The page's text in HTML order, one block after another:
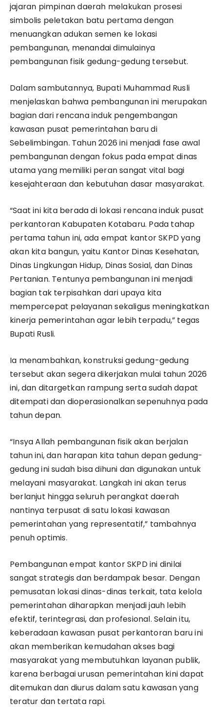
jajaran pimpinan daerah melakukan prosesi
simbolis peletakan batu pertama dengan
menuangkan adukan semen ke lokasi
pembangunan, menandai dimulainya
pembangunan fisik gedung-gedung tersebut.
Dalam sambutannya, Bupati Muhammad Rusli
menjelaskan bahwa pembangunan ini merupakan
bagian dari rencana induk pengembangan
kawasan pusat pemerintahan baru di
Sebelimbingan. Tahun 2026 ini menjadi fase awal
pembangunan dengan fokus pada empat dinas
utama yang memiliki peran sangat vital bagi
kesejahteraan dan kebutuhan dasar masyarakat.
“Saat ini kita berada di lokasi rencana induk pusat
perkantoran Kabupaten Kotabaru. Pada tahap
pertama tahun ini, ada empat kantor SKPD yang
akan kita bangun, yaitu Kantor Dinas Kesehatan,
Dinas Lingkungan Hidup, Dinas Sosial, dan Dinas
Pertanian. Tentunya pembangunan ini menjadi
bagian tak terpisahkan dari upaya kita
mempercepat pelayanan sekaligus meningkatkan
kinerja pemerintahan agar lebih terpadu,” tegas
Bupati Rusli.
Ia menambahkan, konstruksi gedung-gedung
tersebut akan segera dikerjakan mulai tahun 2026
ini, dan ditargetkan rampung serta sudah dapat
ditempati dan dioperasionalkan sepenuhnya pada
tahun depan.
“Insya Allah pembangunan fisik akan berjalan
tahun ini, dan harapan kita tahun depan gedung-
gedung ini sudah bisa dihuni dan digunakan untuk
melayani masyarakat. Langkah ini akan terus
berlanjut hingga seluruh perangkat daerah
nantinya terpusat di satu lokasi kawasan
pemerintahan yang representatif,” tambahnya
penuh optimis.
Pembangunan empat kantor SKPD ini dinilai
sangat strategis dan berdampak besar. Dengan
pemusatan lokasi dinas-dinas terkait, tata kelola
pemerintahan diharapkan menjadi jauh lebih
efektif, terintegrasi, dan profesional. Selain itu,
keberadaan kawasan pusat perkantoran baru ini
akan memberikan kemudahan akses bagi
masyarakat yang membutuhkan layanan publik,
karena berbagai urusan pemerintahan kini dapat
ditemukan dan diurus dalam satu kawasan yang
teratur dan tertata rapi.